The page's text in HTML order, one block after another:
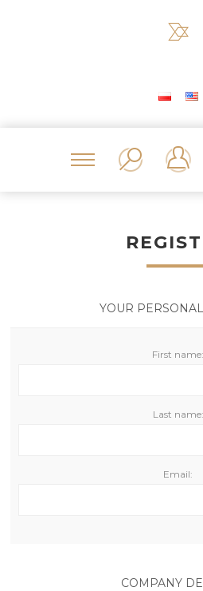
YOUR
First name:
Last name:
Email:
COMPANY